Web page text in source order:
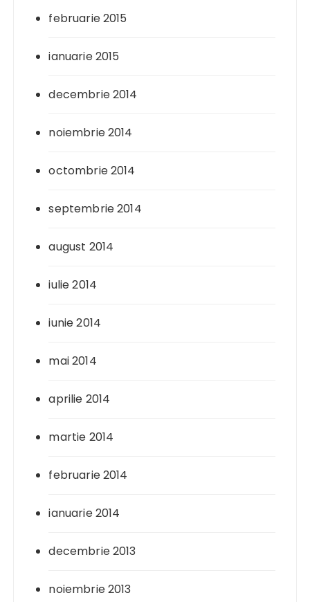
februarie 2015
ianuarie 2015
decembrie 2014
noiembrie 2014
octombrie 2014
septembrie 2014
august 2014
iulie 2014
iunie 2014
mai 2014
aprilie 2014
martie 2014
februarie 2014
ianuarie 2014
decembrie 2013
noiembrie 2013